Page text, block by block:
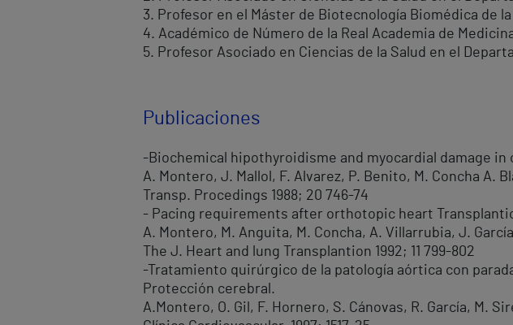
3. Profesor en el Máster de Biotecnología Biomédica de
4. Académico de Número de la Real Academia de
5. Profesor Asociado en Ciencias de la Salud en el
Publicaciones
-Biochemical hipothyroidisme and myocardial damage in
A. Montero, J. Mallol, F. Alvarez, P. Benito, M. Concha A.
Transp. Procedings 1988; 20 746-74
- Pacing requirements after orthotopic heart
A. Montero, M. Anguita, M. Concha, A. Villarrubia, J.
The J. Heart and lung Transplantion 1992; 11 799-802
-Tratamiento quirúrgico de la patología aórtica con
Protección cerebral.
A.Montero, O. Gil, F. Hornero, S. Cánovas, R. García, M.